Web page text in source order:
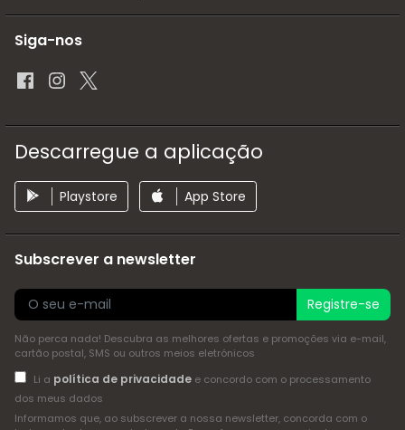
Siga-nos
Descarregue a aplicação
Playstore App Store
Subscrever a newsletter
Registre-se
Não perca nada! Descubra as melhores ofertas e promoções via e-mail,
cartão postal, SMS ou outros meios eletrónicos
Li a política de privacidadee concordo com o processamento
dos meus dados
Informamos que, ao subscrever a nossa newsletter, concorda com o